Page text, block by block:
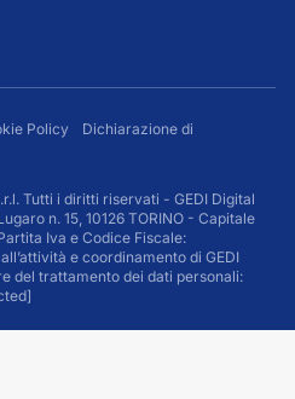
Policy
Dichiarazione di
Tutti i diritti riservati - GEDI Digital
n. 15, 10126 TORINO - Capitale
Iva e Codice Fiscale:
e coordinamento di GEDI
del trattamento dei dati personali: